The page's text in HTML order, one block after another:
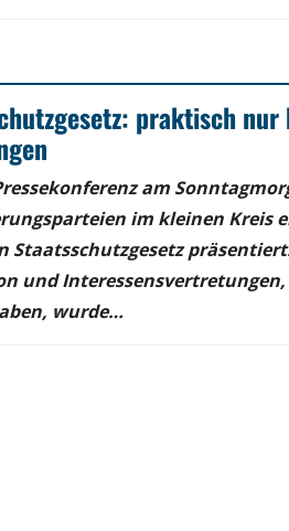
praktisch
am
im kleinen Kreis
Staatsschutzgesetz
und Interessensvertretungen,
wurde…